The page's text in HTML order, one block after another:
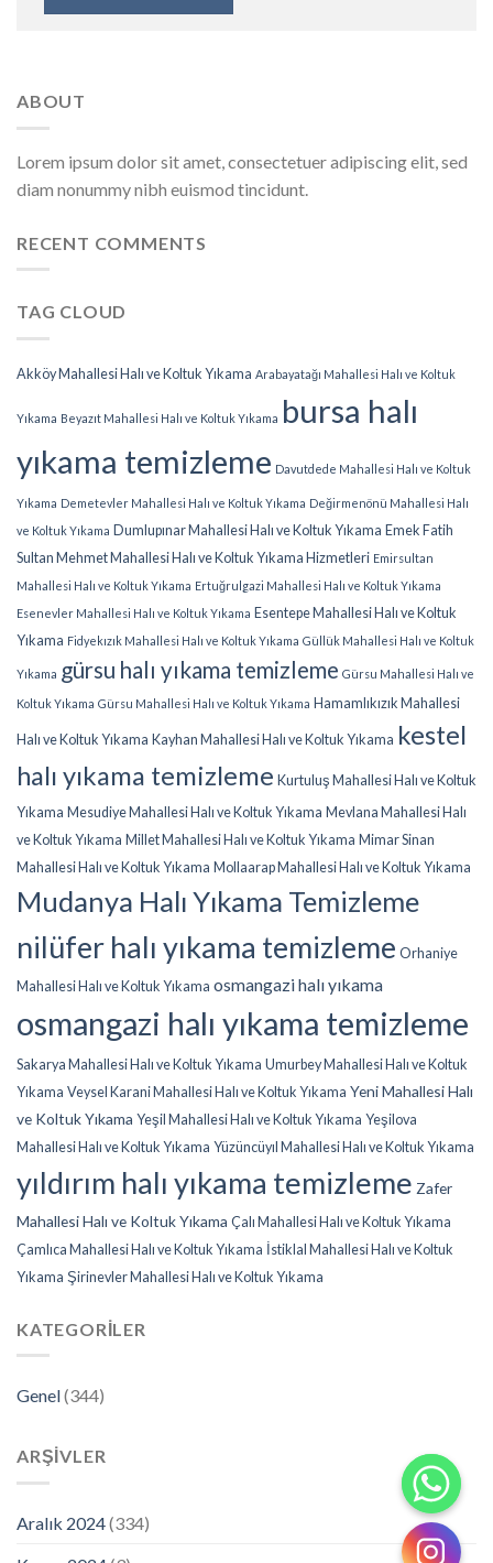
ABOUT
Lorem ipsum dolor sit amet, consectetuer adipiscing elit, sed
diam nonummy nibh euismod tincidunt.
RECENT COMMENTS
TAG CLOUD
Akköy Mahallesi Halı ve Koltuk Yıkama Arabayatağı Mahallesi Halı ve Koltuk
Yıkama Beyazıt Mahallesi Halı ve Koltuk Yıkama bursa halı
yıkama temizleme Davutdede Mahallesi Halı ve Koltuk
Yıkama Demetevler Mahallesi Halı ve Koltuk Yıkama Değirmenönü Mahallesi Halı
ve Koltuk Yıkama Dumlupınar Mahallesi Halı ve Koltuk Yıkama Emek Fatih
Sultan Mehmet Mahallesi Halı ve Koltuk Yıkama Hizmetleri Emirsultan
Mahallesi Halı ve Koltuk Yıkama Ertuğrulgazi Mahallesi Halı ve Koltuk Yıkama
Esenevler Mahallesi Halı ve Koltuk Yıkama Esentepe Mahallesi Halı ve Koltuk
Yıkama Fidyekızık Mahallesi Halı ve Koltuk Yıkama Güllük Mahallesi Halı ve Koltuk
Yıkama gürsu halı yıkama temizleme Gürsu Mahallesi Halı ve
Koltuk Yıkama Gürsu Mahallesi Halı ve Koltuk Yıkama Hamamlıkızık Mahallesi
Halı ve Koltuk Yıkama Kayhan Mahallesi Halı ve Koltuk Yıkama kestel
halı yıkama temizleme Kurtuluş Mahallesi Halı ve Koltuk
Yıkama Mesudiye Mahallesi Halı ve Koltuk Yıkama Mevlana Mahallesi Halı
ve Koltuk Yıkama Millet Mahallesi Halı ve Koltuk Yıkama Mimar Sinan
Mahallesi Halı ve Koltuk Yıkama Mollaarap Mahallesi Halı ve Koltuk Yıkama
Mudanya Halı Yıkama Temizleme
nilüfer halı yıkama temizleme Orhaniye
Mahallesi Halı ve Koltuk Yıkama osmangazi halı yıkama
osmangazi halı yıkama temizleme
Sakarya Mahallesi Halı ve Koltuk Yıkama Umurbey Mahallesi Halı ve Koltuk
Yıkama Veysel Karani Mahallesi Halı ve Koltuk Yıkama Yeni Mahallesi Halı
ve Koltuk Yıkama Yeşil Mahallesi Halı ve Koltuk Yıkama Yeşilova
Mahallesi Halı ve Koltuk Yıkama Yüzüncüyıl Mahallesi Halı ve Koltuk Yıkama
yıldırım halı yıkama temizleme Zafer
Mahallesi Halı ve Koltuk Yıkama Çalı Mahallesi Halı ve Koltuk Yıkama
Çamlıca Mahallesi Halı ve Koltuk Yıkama İstiklal Mahallesi Halı ve Koltuk
Yıkama Şirinevler Mahallesi Halı ve Koltuk Yıkama
KATEGORILER
Genel(344)
ARŞIVLER
Aralık 2024(334)